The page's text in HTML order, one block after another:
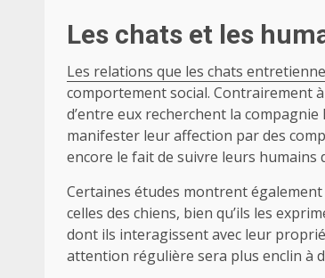
Les chats et les
Les relations que les chats
comportement social. Contrairement
d’entre eux recherchent la
manifester leur affection par des
encore le fait de suivre leurs humains
Certaines études montrent
celles des chiens, bien qu’ils les
dont ils interagissent avec leur
attention régulière sera plus enclin à